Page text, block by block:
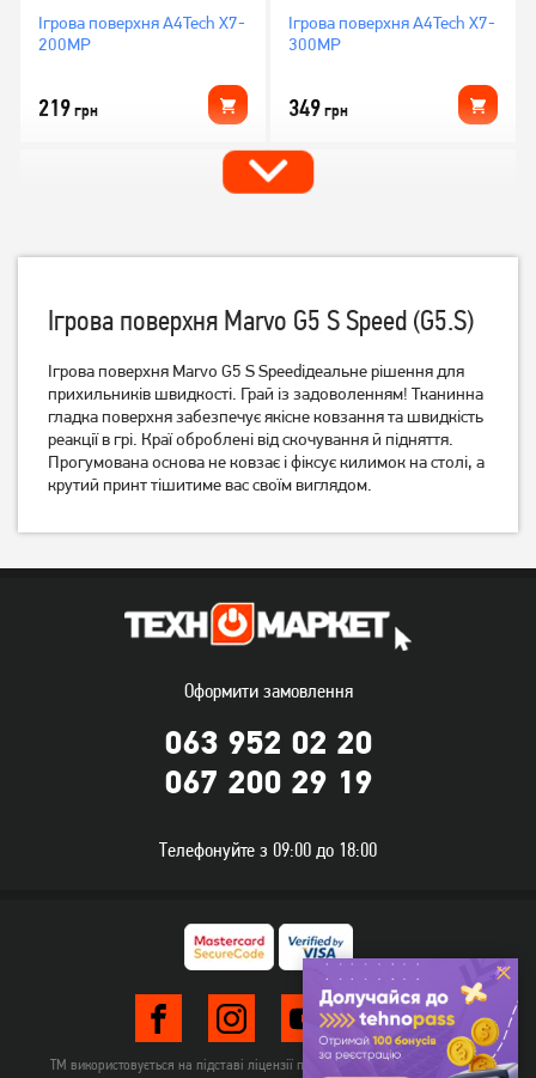
Ігрова поверхня A4Tech X7-
200MP
219грн
Ігрова поверхня A4Tech X7-
300MP
349грн
Ігрова поверхня A4Tech X7-
500MP
399грн
Ігрова поверхня Gembird
MP-GAMEPRO-L
259грн
Ігрова поверхня Gembird
Ігрова поверхня Gembird
164
Ігрова поверхня Marvo G5 S Speed (G5.S)
Ігрова поверхня Marvo G5 S Speedідеальне рішення для
прихильників швидкості. Грай із задоволенням! Тканинна
гладка поверхня забезпечує якісне ковзання та швидкість
реакції в грі. Краї оброблені від скочування й підняття.
Прогумована основа не ковзає і фіксує килимок на столі, а
крутий принт тішитиме вас своїм виглядом.
Оформити замовлення
063 952 02 20
067 200 29 19
Телефонуйте з 09:00 до 18:00
ТМ використовується на підставі ліцензії правовласника TehnomarketLTD